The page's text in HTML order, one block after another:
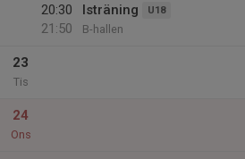
20:30
21:50
Isträning U18
B-hallen
23
Tis
24
Ons